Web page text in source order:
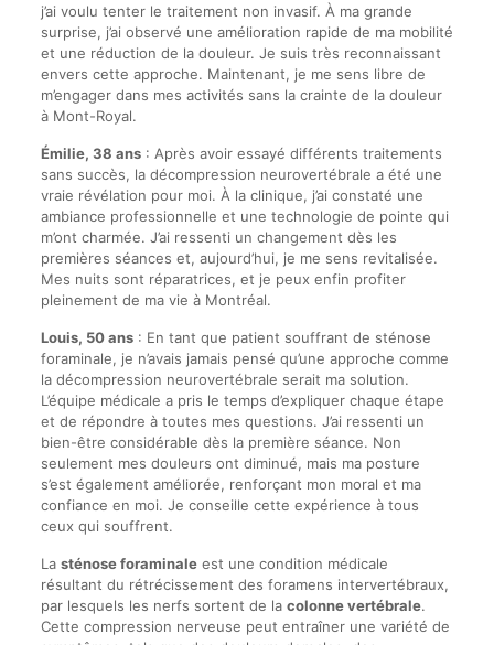
j’ai voulu tenter le traitement non invasif. À ma grande
surprise, j’ai observé une amélioration rapide de ma mobilité
et une réduction de la douleur. Je suis très reconnaissant
envers cette approche. Maintenant, je me sens libre de
m’engager dans mes activités sans la crainte de la douleur
à Mont-Royal.
Émilie, 38 ans: Après avoir essayé différents traitements
sans succès, la décompression neurovertébrale a été une
vraie révélation pour moi. À la clinique, j’ai constaté une
ambiance professionnelle et une technologie de pointe qui
m’ont charmée. J’ai ressenti un changement dès les
premières séances et, aujourd’hui, je me sens revitalisée.
Mes nuits sont réparatrices, et je peux enfin profiter
pleinement de ma vie à Montréal.
Louis, 50 ans: En tant que patient souffrant de sténose
foraminale, je n’avais jamais pensé qu’une approche comme
la décompression neurovertébrale serait ma solution.
L’équipe médicale a pris le temps d’expliquer chaque étape
et de répondre à toutes mes questions. J’ai ressenti un
bien-être considérable dès la première séance. Non
seulement mes douleurs ont diminué, mais ma posture
s’est également améliorée, renforçant mon moral et ma
confiance en moi. Je conseille cette expérience à tous
ceux qui souffrent.
La sténose foraminaleest une condition médicale
résultant du rétrécissement des foramens intervertébraux,
par lesquels les nerfs sortent de la colonne vertébrale.
Cette compression nerveuse peut entraîner une variété de